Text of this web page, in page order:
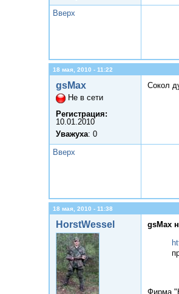
Вверх
18 мая, 2010 - 11:22
gsMax
Не в сети
Регистрация:
10.01.2010
Уважуха: 0
Сокол
Вверх
18 мая, 2010 - 11:38
HorstWessel gsMax
Фирма